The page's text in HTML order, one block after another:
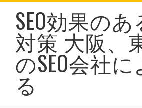
Skip
contentSEO効果のあ
対策 大阪、
のSEO会社に
る